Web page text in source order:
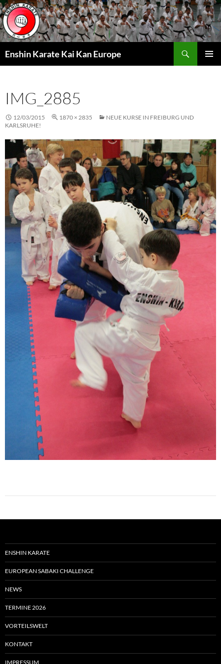
Zum
Inhalt
springen
Enshin Karate Kai Kan Europe
IMG_2885
12/03/2015 1870 × 2835
NEUE KURSE IN FREIBURG UND
KARLSRUHE!
ENSHIN KARATE
EUROPEAN SABAKI CHALLENGE
NEWS
TERMINE 2026
VORTEILSWELT
KONTAKT
IMPRESSUM